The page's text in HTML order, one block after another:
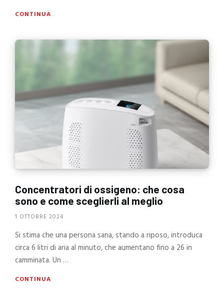
CONTINUA
Concentratori di ossigeno: che cosa
sono e come sceglierli al meglio
1 OTTOBRE 2024
Si stima che una persona sana, stando a riposo, introduca
circa 6 litri di aria al minuto, che aumentano fino a 26 in
camminata. Un …
CONTINUA